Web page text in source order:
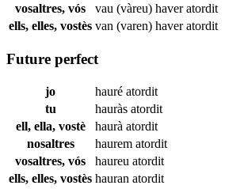
vosaltres, vós
vau (vàreu) haveratordit
ells, elles, vostès van (varen) haveratordit
Future perfect
jo hauré atordit
tu
hauràs atordit
ell, ella, vostè
haurà atordit
nosaltres
haurem atordit
vosaltres, vós
haureu atordit
ells, elles, vostès hauran atordit